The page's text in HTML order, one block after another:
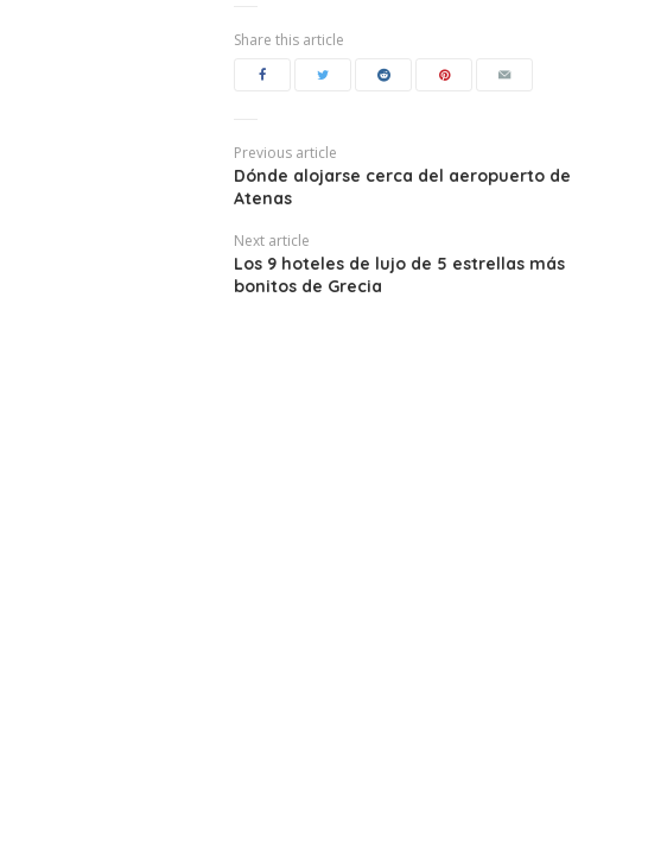
Share this article
Previous article
Dónde alojarse cerca del aeropuerto de
Atenas
Next article
Los 9 hoteles de lujo de 5 estrellas más
bonitos de Grecia